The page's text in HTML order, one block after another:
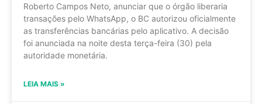
Roberto Campos Neto, anunciar que o órgão liberaria
transações pelo WhatsApp, o BC autorizou oficialmente
as transferências bancárias pelo aplicativo. A decisão
foi anunciada na noite desta terça-feira (30) pela
autoridade monetária.
LEIA MAIS »